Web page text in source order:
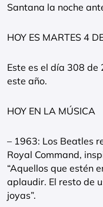
Santana la noche
HOY ES MARTES 4
Este es el día 308
este año.
HOY EN LA MÚSICA
– 1963: Los Beatles
Royal Command,
“Aquellos que estén
aplaudir. El resto de
joyas”.